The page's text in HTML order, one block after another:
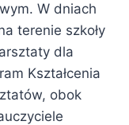
W dniach
terenie szkoły
dla
Kształcenia
obok